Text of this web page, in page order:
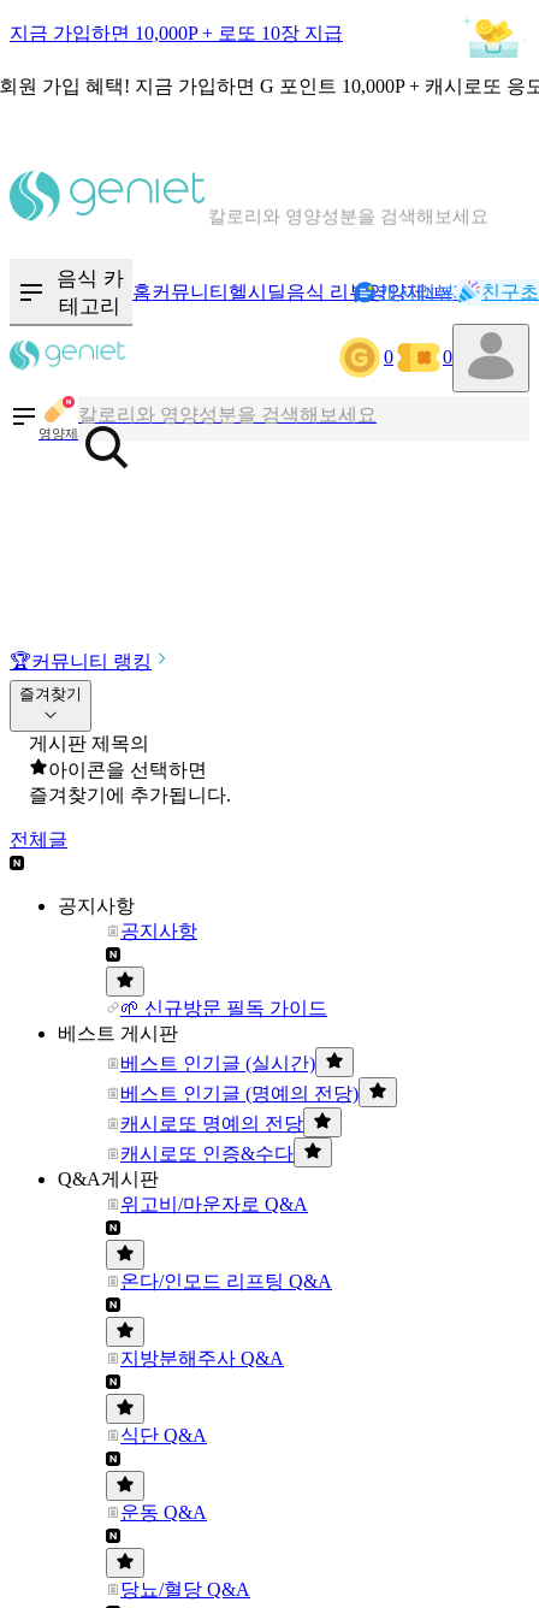
지금 가입하면 10,000P + 로또 10장 지급
원 가입 혜택! 지금 가입하면 G 포인트 10,000P + 캐시로또 응
혈당 · 다이어트 음식 검색해보세요
음식 카
테고리
홈커뮤니티 헬시딜음식 리뷰영양제NEW기록
캐시리뷰 친구
0 0
영양제
칼로리와 영양성분을 검색해보세요
혈당 · 다이어트 음식 검색해보세요
음식 · 영양제 리뷰를 찾아보세요
🏆커뮤니티 랭킹
즐겨찾기
게시판 제목의
아이콘을 선택하면
즐겨찾기에 추가됩니다.
전체글
공지사항
공지사항
🌱 신규방문 필독 가이드
베스트 게시판
베스트 인기글 (실시간)
베스트 인기글 (명예의 전당)
캐시로또 명예의 전당
캐시로또 인증&수다
Q&A게시판
위고비/마운자로 Q&A
온다/인모드 리프팅 Q&A
지방분해주사 Q&A
식단 Q&A
운동 Q&A
당뇨/혈당 Q&A